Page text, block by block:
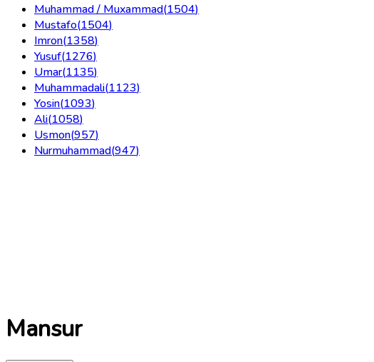
Muhammad / Muxammad(1504)
Mustafo(1504)
Imron(1358)
Yusuf(1276)
Umar(1135)
Muhammadali(1123)
Yosin(1093)
Ali(1058)
Usmon(957)
Nurmuhammad(947)
Mansur